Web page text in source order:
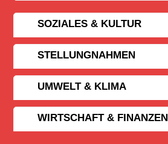
SOZIALES & KULTUR
STELLUNGNAHMEN
UMWELT & KLIMA
WIRTSCHAFT & FINANZEN